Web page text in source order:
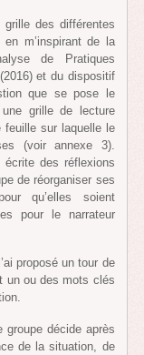
des différentes
m’inspirant de la
de Pratiques
et du dispositif
que se pose le
grille de lecture
feuille sur laquelle le
(voir annexe 3).
écrite des réflexions
de réorganiser ses
qu’elles soient
pour le narrateur
proposé un tour de
un ou des mots clés
décide après
de la situation, de